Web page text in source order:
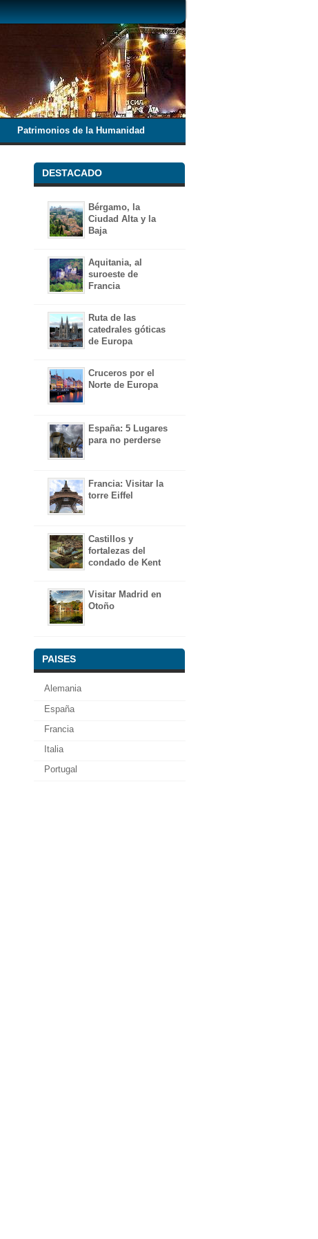
Patrimonios de la Humanidad
DESTACADO
Bérgamo, la
Ciudad Alta y la
Baja
Aquitania, al
suroeste de
Francia
Ruta de las
catedrales góticas
de Europa
Cruceros por el
Norte de Europa
España: 5 Lugares
para no perderse
Francia: Visitar la
torre Eiffel
Castillos y
fortalezas del
condado de Kent
Visitar Madrid en
Otoño
PAISES
Alemania
España
Francia
Italia
Portugal